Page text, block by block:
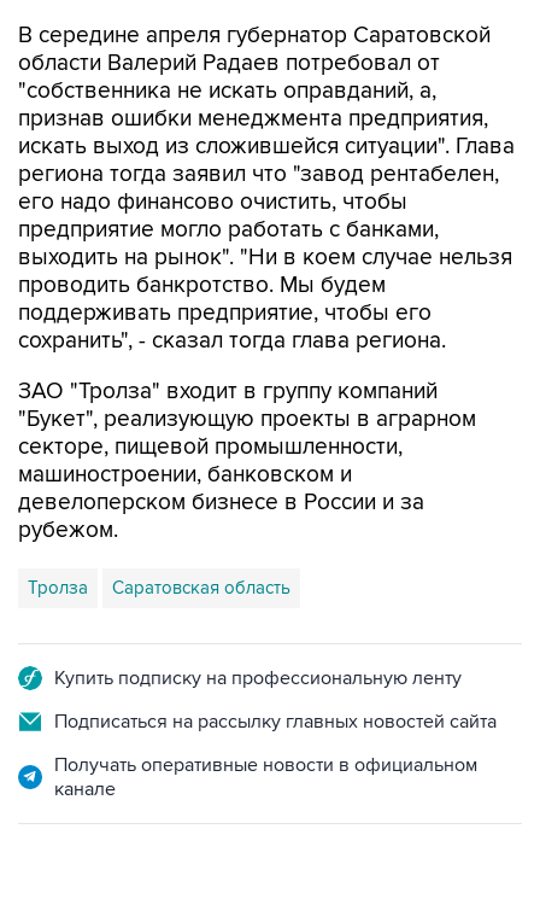
В середине апреля губернатор Саратовской
области Валерий Радаев потребовал от
"собственника не искать оправданий, а,
признав ошибки менеджмента предприятия,
искать выход из сложившейся ситуации". Глава
региона тогда заявил что "завод рентабелен,
его надо финансово очистить, чтобы
предприятие могло работать с банками,
выходить на рынок". "Ни в коем случае нельзя
проводить банкротство. Мы будем
поддерживать предприятие, чтобы его
сохранить", - сказал тогда глава региона.
ЗАО "Тролза" входит в группу компаний
"Букет", реализующую проекты в аграрном
секторе, пищевой промышленности,
машиностроении, банковском и
девелоперском бизнесе в России и за
рубежом.
Тролза Саратовская область
Купить подписку на профессиональную ленту
Подписаться на рассылку главных новостей сайта
Получать оперативные новости в официальном
канале